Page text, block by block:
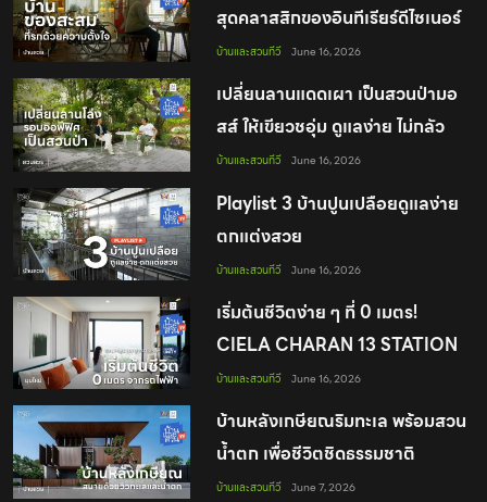
สุดคลาสสิกของอินทีเรียร์ดีไซเนอร์
บ้านและสวนทีวี June 16, 2026
เปลี่ยนลานแดดเผา เป็นสวนป่ามอ
สส์ ให้เขียวชอุ่ม ดูแลง่าย ไม่กลัว
แดดจัด
บ้านและสวนทีวี June 16, 2026
Playlist 3 บ้านปูนเปลือยดูแลง่าย
ตกแต่งสวย
บ้านและสวนทีวี June 16, 2026
เริ่มต้นชีวิตง่าย ๆ ที่ 0 เมตร!
CIELA CHARAN 13 STATION
by GRAND UNITY
บ้านและสวนทีวี June 16, 2026
บ้านหลังเกษียณริมทะเล พร้อมสวน
น้ำตก เพื่อชีวิตชิดธรรมชาติ
บ้านและสวนทีวี June 7, 2026